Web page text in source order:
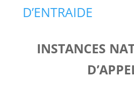
D’ENTRAIDE
INSTANCES